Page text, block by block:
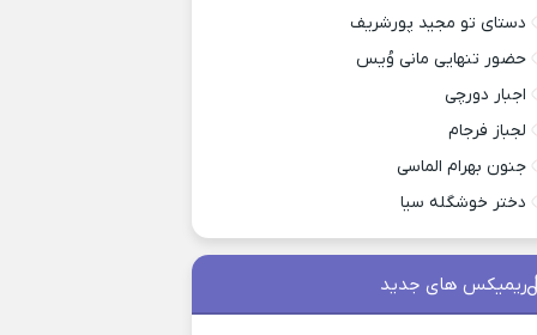
دستای تو مجید پورشریف
حضور تنهایی مانی وُیس
اجبار دورچی
لجباز فرجام
جنون بهرام الماسی
دختر خوشگله سیا
ریمیکس های جدید